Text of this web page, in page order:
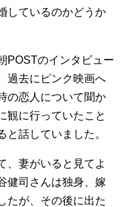
しているのかどうか
POSTのインタビュー
過去にピンク映画へ
の恋人について聞か
観に行っていたこと
と話していました。
、妻がいると見てよ
健司さんは独身、嫁
たが、その後に出た